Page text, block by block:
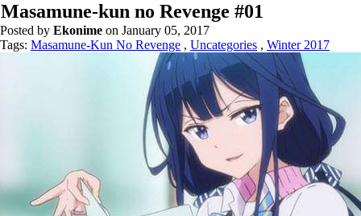
Masamune-kun no Revenge #01
Posted by Ekonime on January 05, 2017
Tags: Masamune-Kun No Revenge , Uncategories , Winter 2017